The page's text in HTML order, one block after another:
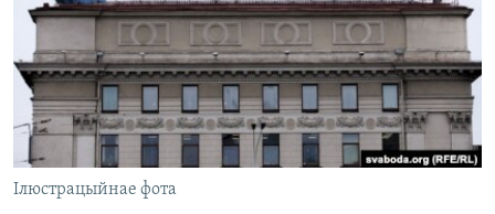
Ілюстрацыйнае фота